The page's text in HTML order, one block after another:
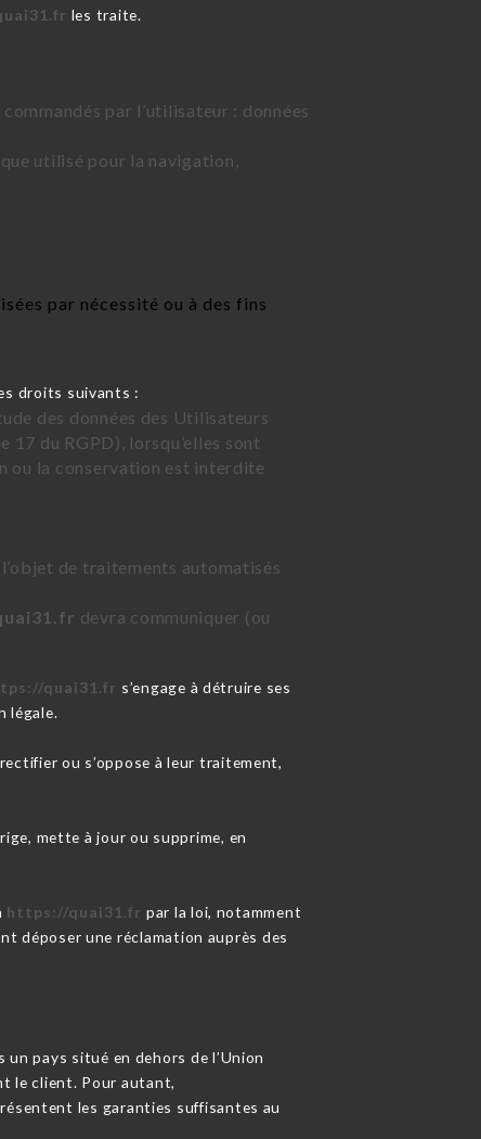
les traite.
par l’utilisateur : données
utilisé pour la navigation,
par nécessité ou à des fins
droits suivants :
des données des Utilisateurs
du RGPD), lorsqu’elles sont
ou la conservation est interdite
de traitements automatisés
devra communiquer (ou
quai31.fr s’engage à détruire ses
légale.
ou s’oppose à leur traitement,
mette à jour ou supprime, en
https://quai31.fr par la loi, notamment
déposer une réclamation auprès des
pays situé en dehors de l’Union
le client. Pour autant,
les garanties suffisantes au